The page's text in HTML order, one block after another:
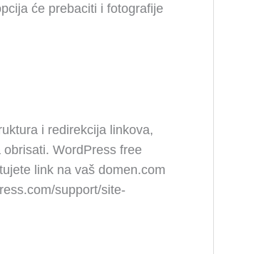
će prebaciti i fotografije
i redirekcija linkova,
WordPress free
link na vaš domen.com
support/site-